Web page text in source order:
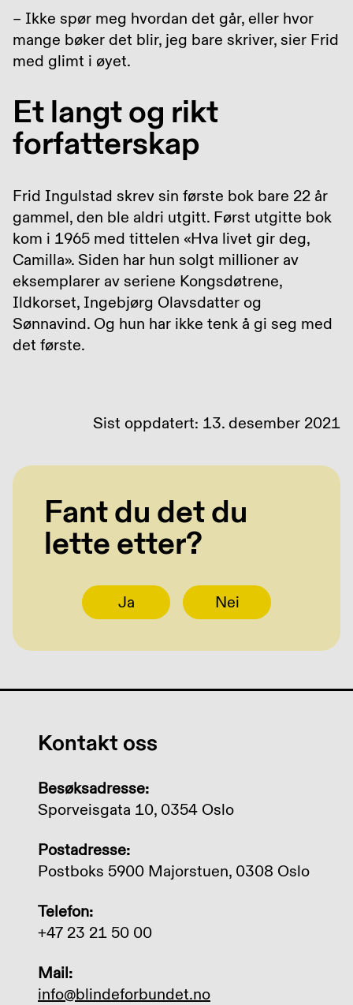
– Ikke spør meg hvordan det går, eller hvor
mange bøker det blir, jeg bare skriver, sier Frid
med glimt i øyet.
Et langt og rikt
forfatterskap
Frid Ingulstad skrev sin første bok bare 22 år
gammel, den ble aldri utgitt. Først utgitte bok
kom i 1965 med tittelen «Hva livet gir deg,
Camilla». Siden har hun solgt millioner av
eksemplarer av seriene Kongsdøtrene,
Ildkorset, Ingebjørg Olavsdatter og
Sønnavind. Og hun har ikke tenk å gi seg med
det første.
Sist oppdatert: 13. desember 2021
Fant du det du
lette etter?
Ja Nei
Kontakt oss
Besøksadresse:
Sporveisgata 10, 0354 Oslo
Postadresse:
Postboks 5900 Majorstuen, 0308 Oslo
Telefon:
+47 23 21 50 00
Mail:
info@blindeforbundet.no